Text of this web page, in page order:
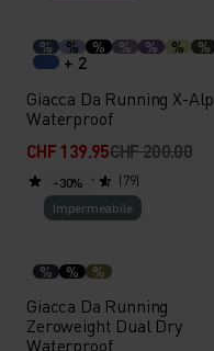
% % % % % % %
+ 2
Giacca Da Running X-Alp
Waterproof
CHF 139.95CHF 200.00
(79)
-30%
Impermeabile
% % %
Giacca Da Running
Zeroweight Dual Dry
Waterproof